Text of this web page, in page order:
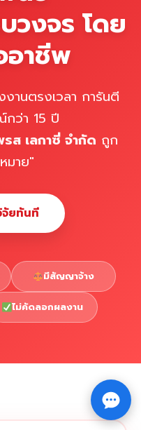
บทำวิทยานิพนธ์ รับทำ⇧
งจร โดย
อาชีพ
านตรงเวลา การันตี
ว่า 15 ปี
ส เลกาซี่ จำกัด ถูก
มาย"
ยทันที
มีสัญญาจ้าง
ไม่คัดลอกผลงาน